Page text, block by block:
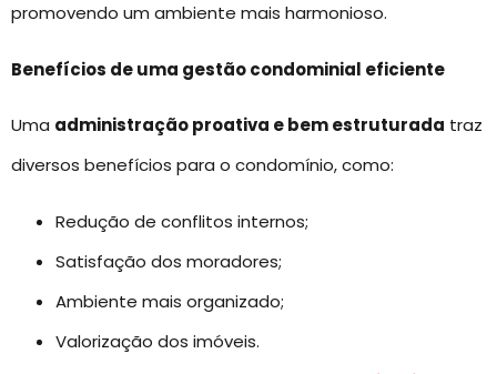
promovendo um ambiente mais harmonioso.
Benefícios de uma gestão condominial eficiente
Uma administração proativa e bem estruturada traz
diversos benefícios para o condomínio, como:
Redução de conflitos internos;
Satisfação dos moradores;
Ambiente mais organizado;
Valorização dos imóveis.